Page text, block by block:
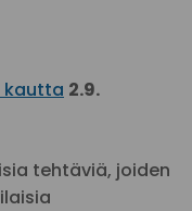
kautta 2.9.
tehtäviä, joiden